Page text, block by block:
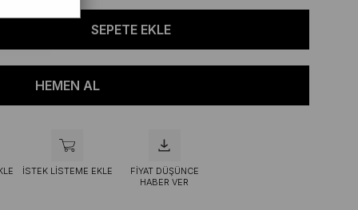
İSTEK LISTEME EKLE
FIYAT DÜŞÜNCE
HABER VER